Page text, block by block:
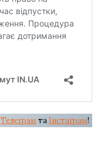
Телеграм та Інстаграм!